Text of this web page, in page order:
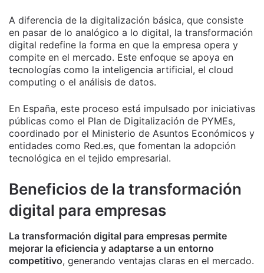
A diferencia de la digitalización básica, que consiste
en pasar de lo analógico a lo digital, la transformación
digital redefine la forma en que la empresa opera y
compite en el mercado. Este enfoque se apoya en
tecnologías como la inteligencia artificial, el cloud
computing o el análisis de datos.
En España, este proceso está impulsado por iniciativas
públicas como el Plan de Digitalización de PYMEs,
coordinado por el Ministerio de Asuntos Económicos y
entidades como Red.es, que fomentan la adopción
tecnológica en el tejido empresarial.
Beneficios de la transformación
digital para empresas
La transformación digital para empresas permite
mejorar la eficiencia y adaptarse a un entorno
competitivo, generando ventajas claras en el mercado.